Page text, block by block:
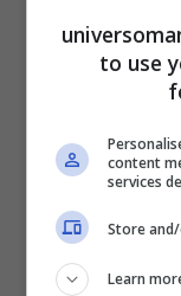
Dal
mondo,
to use
content
services
Store
Learn